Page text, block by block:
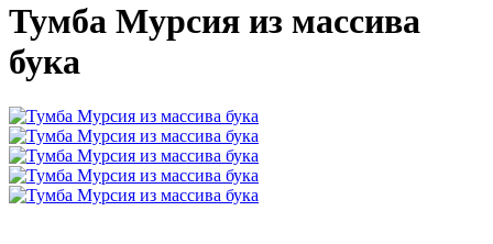
Тумба Мурсия из массива
бука